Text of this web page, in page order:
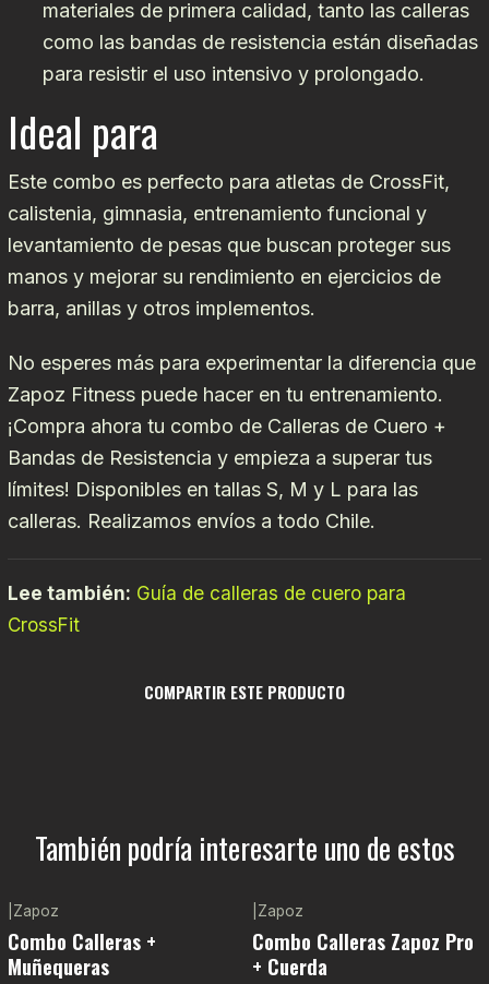
materiales de primera calidad, tanto las calleras
como las bandas de resistencia están diseñadas
para resistir el uso intensivo y prolongado.
Ideal para
Este combo es perfecto para atletas de CrossFit,
calistenia, gimnasia, entrenamiento funcional y
levantamiento de pesas que buscan proteger sus
manos y mejorar su rendimiento en ejercicios de
barra, anillas y otros implementos.
No esperes más para experimentar la diferencia que
Zapoz Fitness puede hacer en tu entrenamiento.
¡Compra ahora tu combo de Calleras de Cuero +
Bandas de Resistencia y empieza a superar tus
límites! Disponibles en tallas S, M y L para las
calleras. Realizamos envíos a todo Chile.
Lee también: Guía de calleras de cuero para
CrossFit
COMPARTIR ESTE PRODUCTO
También podría interesarte uno de estos
-10%
Zapoz
Combo Calleras +
Muñequeras
Agotado
Zapoz
Combo Calleras Zapoz Pro
+ Cuerda